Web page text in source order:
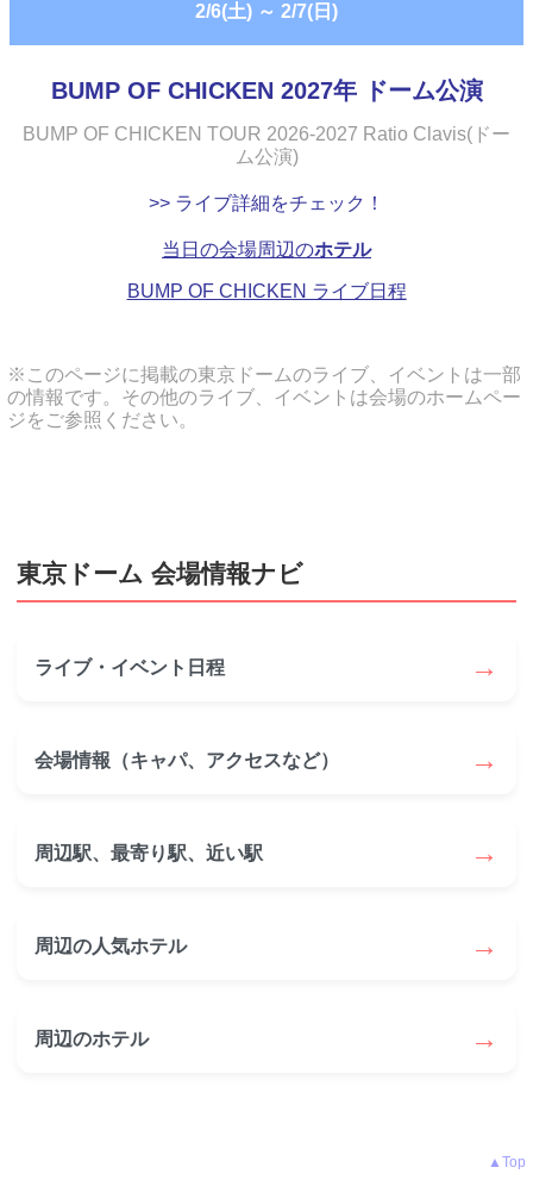
2/6(土) ～ 2/7(日)
BUMP OF CHICKEN 2027年 ドーム公演
BUMP OF CHICKEN TOUR 2026-2027 Ratio Clavis(ドー
ム公演)
>> ライブ詳細をチェック！
当日の会場周辺のホテル
BUMP OF CHICKEN ライブ日程
※このページに掲載の東京ドームのライブ、イベントは一部
の情報です。その他のライブ、イベントは会場のホームペー
ジをご参照ください。
東京ドーム 会場情報ナビ
ライブ・イベント日程 →
会場情報（キャパ、アクセスなど） →
周辺駅、最寄り駅、近い駅 →
周辺の人気ホテル →
周辺のホテル →
▲Top